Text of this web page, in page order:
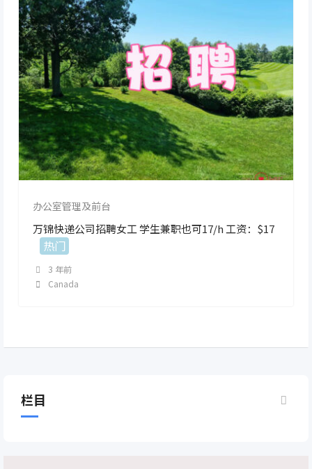
办公室管理及前台
万锦快递公司招聘女工 学生兼职也可17/h 工资：$17
热门
3 年前
Canada
栏目